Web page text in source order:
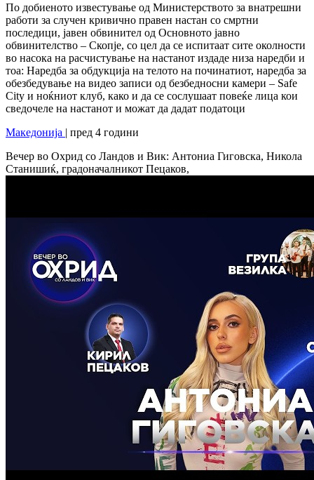
По добиеното известување од Министерството за внатрешни
работи за случен кривично правен настан со смртни
последици, јавен обвинител од Основното јавно
обвинителство – Скопје, со цел да се испитаат сите околности
во насока на расчистување на настанот издаде низа наредби и
тоа: Наредба за обдукција на телото на починатиот, наредба за
обезбедување на видео записи од безбедносни камери – Safe
City и ноќниот клуб, како и да се сослушаат повеќе лица кои
сведочеле на настанот и можат да дадат податоци
Македонија | пред 4 години
Вечер во Охрид со Ландов и Вик: Антониа Гиговска, Никола
Станишиќ, градоначалникот Пецаков,